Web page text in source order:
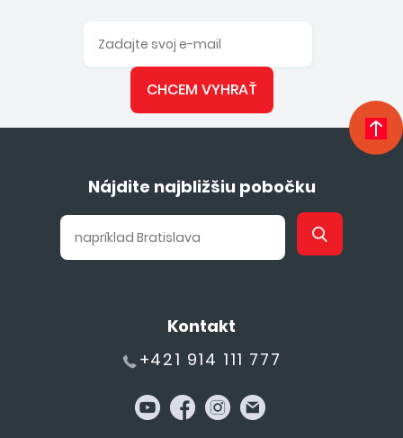
CHCEM VYHRAŤ
Nájdite najbližšiu pobočku
Kontakt
+421 914 111 777